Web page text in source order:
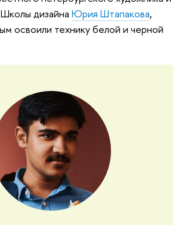
дизайна Юрия Штапакова,
освоили технику белой и черной